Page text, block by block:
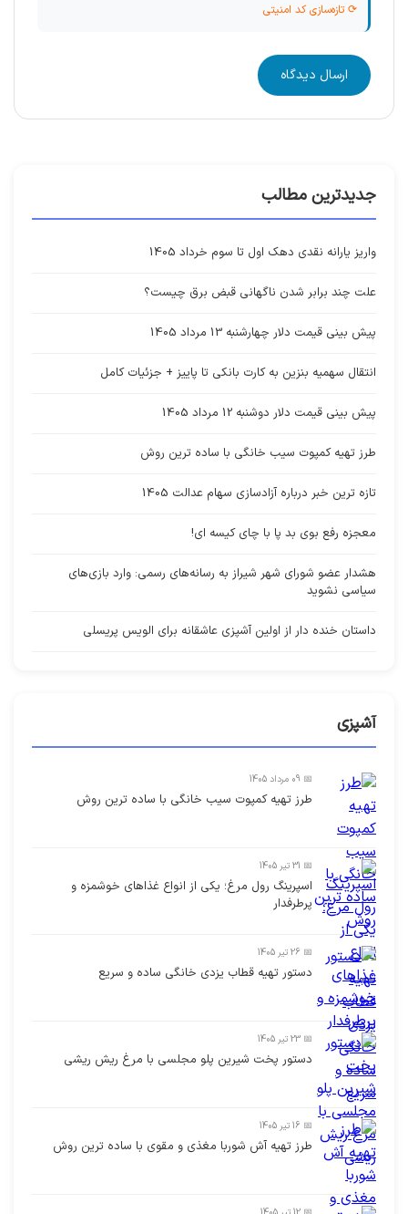
⟳ تازه‌سازی کد امنیتی
ارسال دیدگاه
جدیدترین مطالب
واریز یارانه نقدی دهک اول تا سوم خرداد 1405
علت چند برابر شدن ناگهانی قبض برق چیست؟
پیش بینی قیمت دلار چهارشنبه 13 مرداد 1405
انتقال سهمیه بنزین به کارت بانکی تا پاییز + جزئیات کامل
پیش بینی قیمت دلار دوشنبه 12 مرداد 1405
طرز تهیه کمپوت سیب خانگی با ساده ترین روش
تازه ترین خبر درباره آزادسازی سهام عدالت 1405
معجزه رفع بوی بد پا با چای کیسه ای!
هشدار عضو شورای شهر شیراز به رسانه‌های رسمی: وارد بازی‌های
سیاسی نشوید
داستان خنده دار از اولین آشپزی عاشقانه برای الویس پریسلی
آشپزی
📅 09 مرداد 1405
طرز تهیه کمپوت سیب خانگی با ساده ترین روش
📅 31 تیر 1405
اسپرینگ رول مرغ؛ یکی از انواع غذاهای خوشمزه و
پرطرفدار
📅 26 تیر 1405
دستور تهیه قطاب یزدی خانگی ساده و سریع
📅 23 تیر 1405
دستور پخت شیرین پلو مجلسی با مرغ ریش ریشی
📅 16 تیر 1405
طرز تهیه آش شوربا مغذی و مقوی با ساده ترین روش